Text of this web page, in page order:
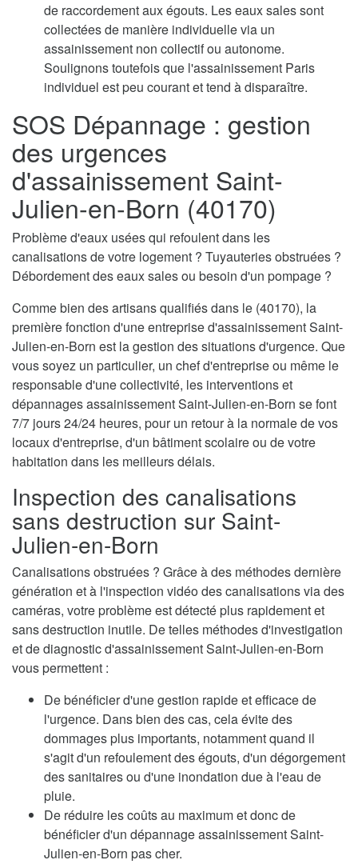
de raccordement aux égouts. Les eaux sales sont
collectées de manière individuelle via un
assainissement non collectif ou autonome.
Soulignons toutefois que l'assainissement Paris
individuel est peu courant et tend à disparaître.
SOS Dépannage : gestion
des urgences
d'assainissement Saint-
Julien-en-Born (40170)
Problème d'eaux usées qui refoulent dans les
canalisations de votre logement ? Tuyauteries obstruées ?
Débordement des eaux sales ou besoin d'un pompage ?
Comme bien des artisans qualifiés dans le (40170), la
première fonction d'une entreprise d'assainissement Saint-
Julien-en-Born est la gestion des situations d'urgence. Que
vous soyez un particulier, un chef d'entreprise ou même le
responsable d'une collectivité, les interventions et
dépannages assainissement Saint-Julien-en-Born se font
7/7 jours 24/24 heures, pour un retour à la normale de vos
locaux d'entreprise, d'un bâtiment scolaire ou de votre
habitation dans les meilleurs délais.
Inspection des canalisations
sans destruction sur Saint-
Julien-en-Born
Canalisations obstruées ? Grâce à des méthodes dernière
génération et à l'inspection vidéo des canalisations via des
caméras, votre problème est détecté plus rapidement et
sans destruction inutile. De telles méthodes d'investigation
et de diagnostic d'assainissement Saint-Julien-en-Born
vous permettent :
De bénéficier d'une gestion rapide et efficace de
l'urgence. Dans bien des cas, cela évite des
dommages plus importants, notamment quand il
s'agit d'un refoulement des égouts, d'un dégorgement
des sanitaires ou d'une inondation due à l'eau de
pluie.
De réduire les coûts au maximum et donc de
bénéficier d'un dépannage assainissement Saint-
Julien-en-Born pas cher.